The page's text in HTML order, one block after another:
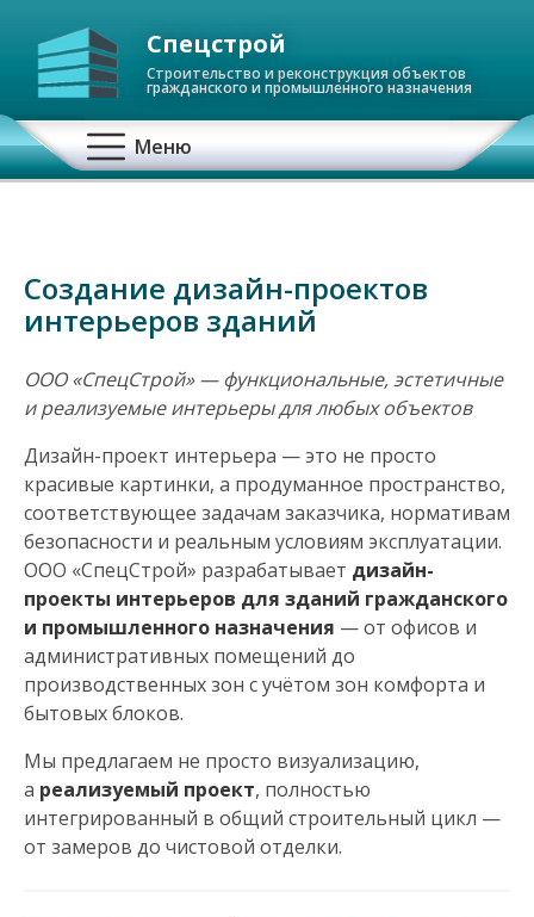
Спецстрой
Строительство и реконструкция объектов
гражданского и промышленного назначения
О
с
о
в
н
а
я
н
а
в
и
г
а
Меню
Создание дизайн-проектов
интерьеров зданий
ООО «СпецСтрой» — функциональные, эстетичные
и реализуемые интерьеры для любых объектов
Дизайн-проект интерьера — это не просто
красивые картинки, а продуманное пространство,
соответствующее задачам заказчика, нормативам
безопасности и реальным условиям эксплуатации.
ООО «СпецСтрой» разрабатывает дизайн-
проекты интерьеров для зданий гражданского
и промышленного назначения — от офисов и
административных помещений до
производственных зон с учётом зон комфорта и
бытовых блоков.
Мы предлагаем не просто визуализацию,
а реализуемый проект, полностью
интегрированный в общий строительный цикл —
от замеров до чистовой отделки.